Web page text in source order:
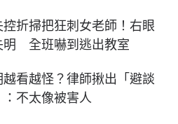
控折掃把狂刺女老師！右眼
明 全班嚇到逃出教室
越看越怪？律師揪出「避談
不太像被害人